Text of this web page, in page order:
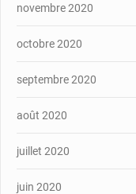
novembre 2020
octobre 2020
septembre 2020
août 2020
juillet 2020
juin 2020